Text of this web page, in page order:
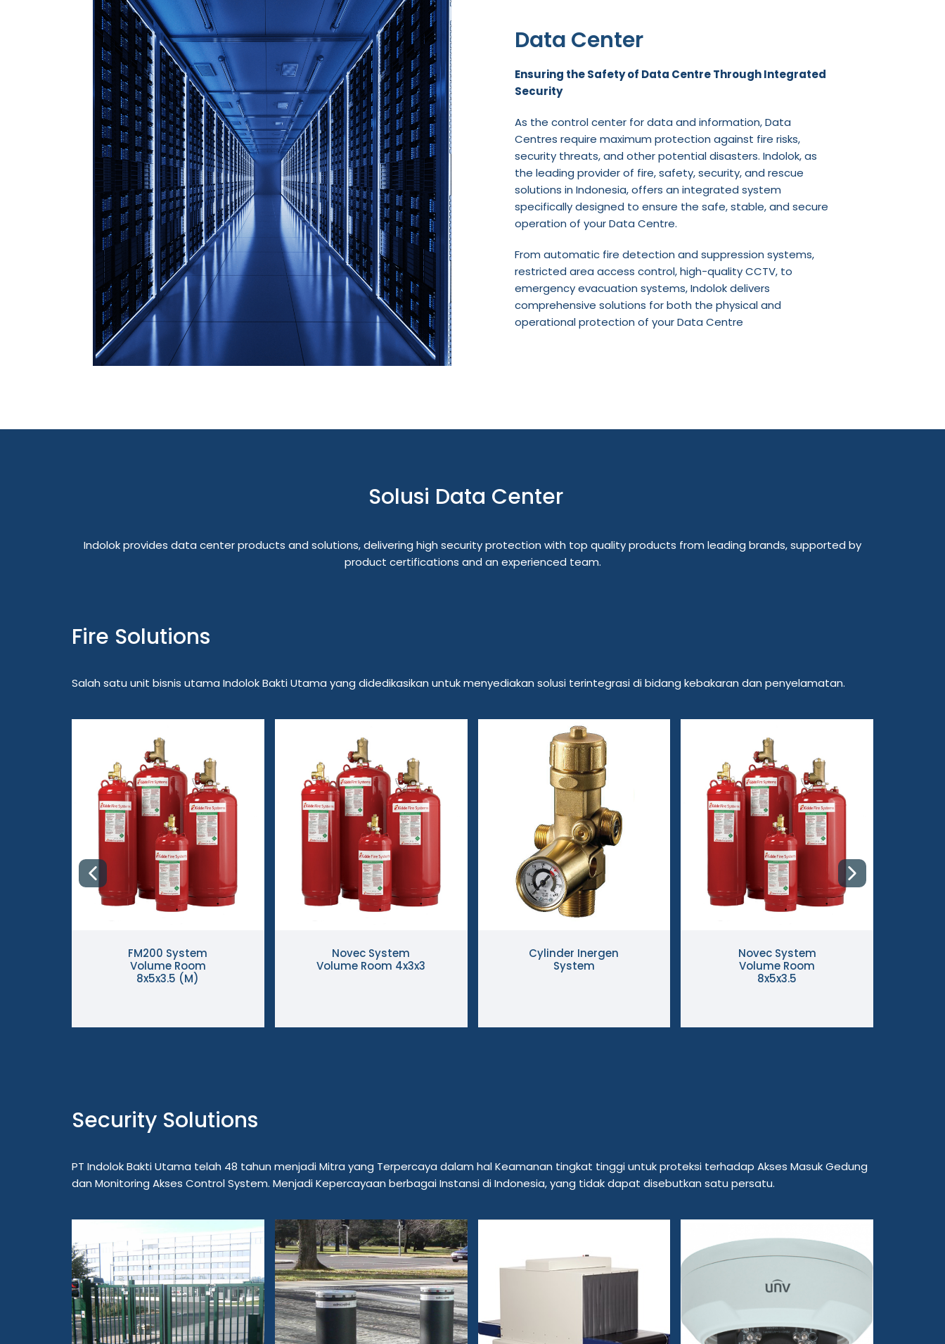
Data Center
Ensuring the Safety of Data Centre Through Integrated
Security
As the control center for data and information, Data
Centres require maximum protection against fire risks,
security threats, and other potential disasters. Indolok, as
the leading provider of fire, safety, security, and rescue
solutions in Indonesia, offers an integrated system
specifically designed to ensure the safe, stable, and secure
operation of your Data Centre.
From automatic fire detection and suppression systems,
restricted area access control, high-quality CCTV, to
emergency evacuation systems, Indolok delivers
comprehensive solutions for both the physical and
operational protection of your Data Centre
Solusi Data Center
Indolok provides data center products and solutions, delivering high security protection with top quality products from leading brands, supported by
product certifications and an experienced team.
Fire Solutions
Salah satu unit bisnis utama Indolok Bakti Utama yang didedikasikan untuk menyediakan solusi terintegrasi di bidang kebakaran dan penyelamatan.
FM200 System
Volume Room
8x5x3.5 (M)
Novec System
Volume Room 4x3x3
Cylinder Inergen
System
Novec System
Volume Room
8x5x3.5
Security Solutions
PT Indolok Bakti Utama telah 48 tahun menjadi Mitra yang Terpercaya dalam hal Keamanan tingkat tinggi untuk proteksi terhadap Akses Masuk Gedung
dan Monitoring Akses Control System. Menjadi Kepercayaan berbagai Instansi di Indonesia, yang tidak dapat disebutkan satu persatu.